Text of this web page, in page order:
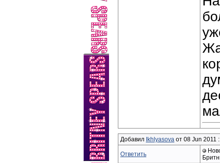
Добавил Ikhlyasova от 08 Jun 2011
Ответить